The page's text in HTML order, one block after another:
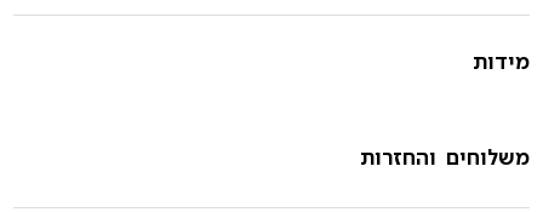
מידות
משלוחים והחזרות